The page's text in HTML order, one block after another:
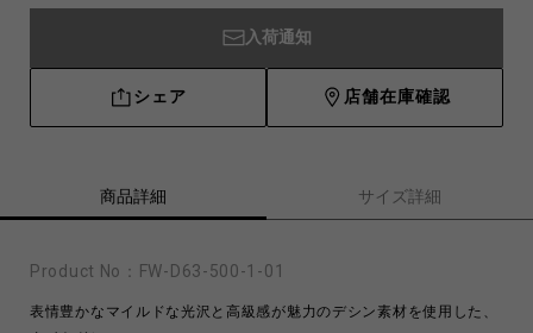
入荷通知
シェア 店舗在庫確認
商品詳細 サイズ詳細
Product No： FW-D63-500-1-01
表情豊かなマイルドな光沢と高級感が魅力のデシン素材を使用した、